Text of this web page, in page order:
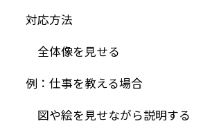
対応方法
全体像を見せる
例：仕事を教える場合
図や絵を見せながら説明する